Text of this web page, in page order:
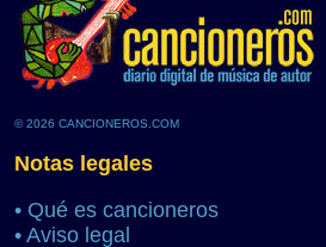
© 2026 CANCIONEROS.COM
Notas legales
• Qué es cancioneros
• Aviso legal